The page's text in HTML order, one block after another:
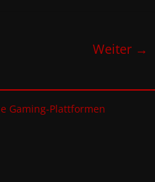
Weiter →
Gaming-Plattformen